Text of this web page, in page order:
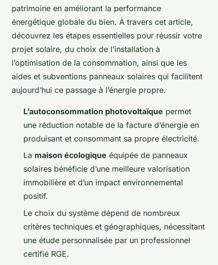
patrimoine en améliorant la performance
énergétique globale du bien. À travers cet article,
découvrez les étapes essentielles pour réussir votre
projet solaire, du choix de l’installation à
l’optimisation de la consommation, ainsi que les
aides et subventions panneaux solaires qui facilitent
aujourd’hui ce passage à l’énergie propre.
L’autoconsommation photovoltaïque permet
une réduction notable de la facture d’énergie en
produisant et consommant sa propre électricité.
La maison écologique équipée de panneaux
solaires bénéficie d’une meilleure valorisation
immobilière et d’un impact environnemental
positif.
Le choix du système dépend de nombreux
critères techniques et géographiques, nécessitant
une étude personnalisée par un professionnel
certifié RGE.